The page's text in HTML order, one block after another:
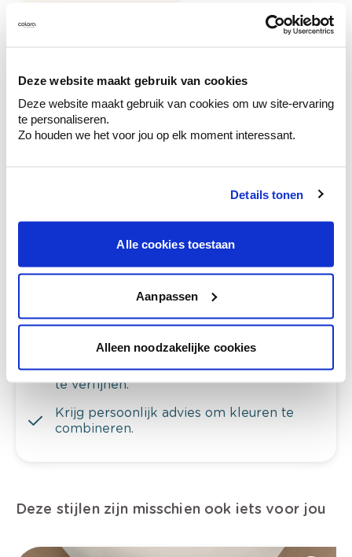
Deze website maakt gebruik van cookies
Deze website maakt gebruik van cookies om uw site-ervaring
te personaliseren.
Zo houden we het voor jou op elk moment interessant.
Details tonen
Alle cookies toestaan
Aanpassen
Alleen noodzakelijke cookies
Ga samen met de kleuradviseur door je
ruimtes.
Krijg ineens een technologische check-up
Bekijk je kleur in de winkel
Ontdek er kleurechte stalen van je
kleurenselectie.
Bekijk er de bijhorende tinten om je kleur
te verfijnen.
Krijg persoonlijk advies om kleuren te
combineren.
Deze stijlen zijn misschien ook iets voor jou